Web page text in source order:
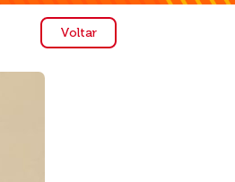
Voltar